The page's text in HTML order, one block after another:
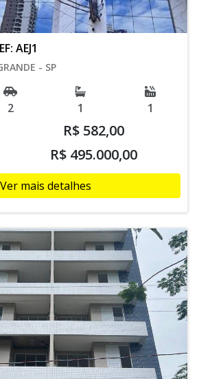
AEJ1
- SP
2 1 1
R$ 582,00
R$ 495.000,00
Ver mais detalhes